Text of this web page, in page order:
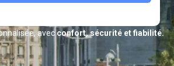
avec confort, sécurité et fiabilité.